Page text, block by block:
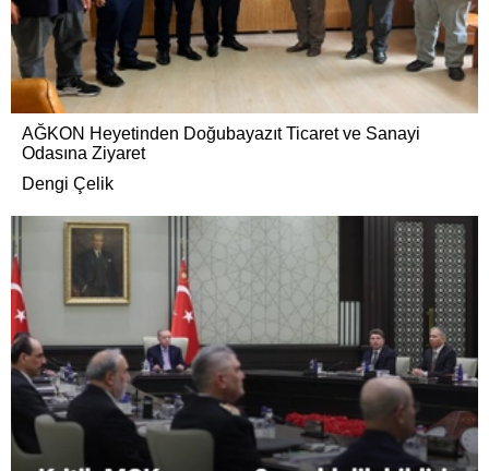
AĞKON Heyetinden Doğubayazıt Ticaret ve Sanayi
Odasına Ziyaret
Dengi Çelik